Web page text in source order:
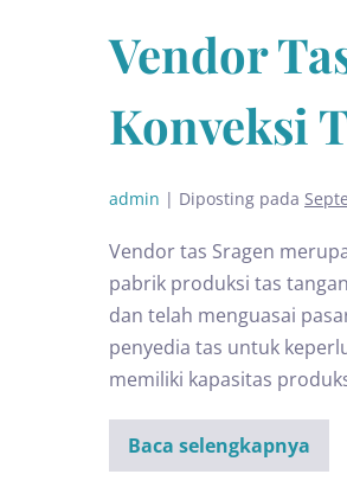
Vendor
Konveksi
admin | Diposting pada
Vendor tas Sragen
pabrik produksi tas
dan telah menguasai
penyedia tas untuk
memiliki kapasitas
Baca selengkapnya